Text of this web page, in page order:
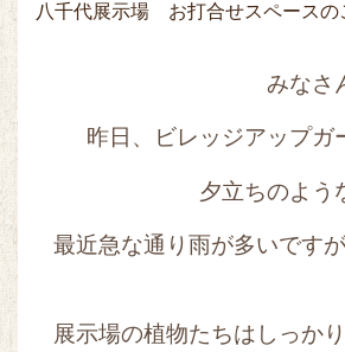
八千代展示場 お打合せスペースの
みなさ
昨日、ビレッジアップガ
夕立ちのよ
最近急な通り雨が多いです
展示場の植物たちはしっか